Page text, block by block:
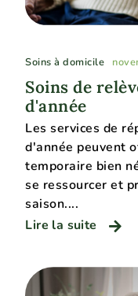
Soins à domicile
Soins de
d'année
Les services de
d'année peuvent
temporaire bien
se ressourcer et
saison....
Lire la suite